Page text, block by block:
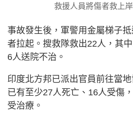
救援人員將傷者救上
事故發生後，軍警用金屬梯子
者拉起。搜救隊救出22人，其
6人送院不治。
印度北方邦已派出官員前往當
已有至少27人死亡、16人受傷
受治療。